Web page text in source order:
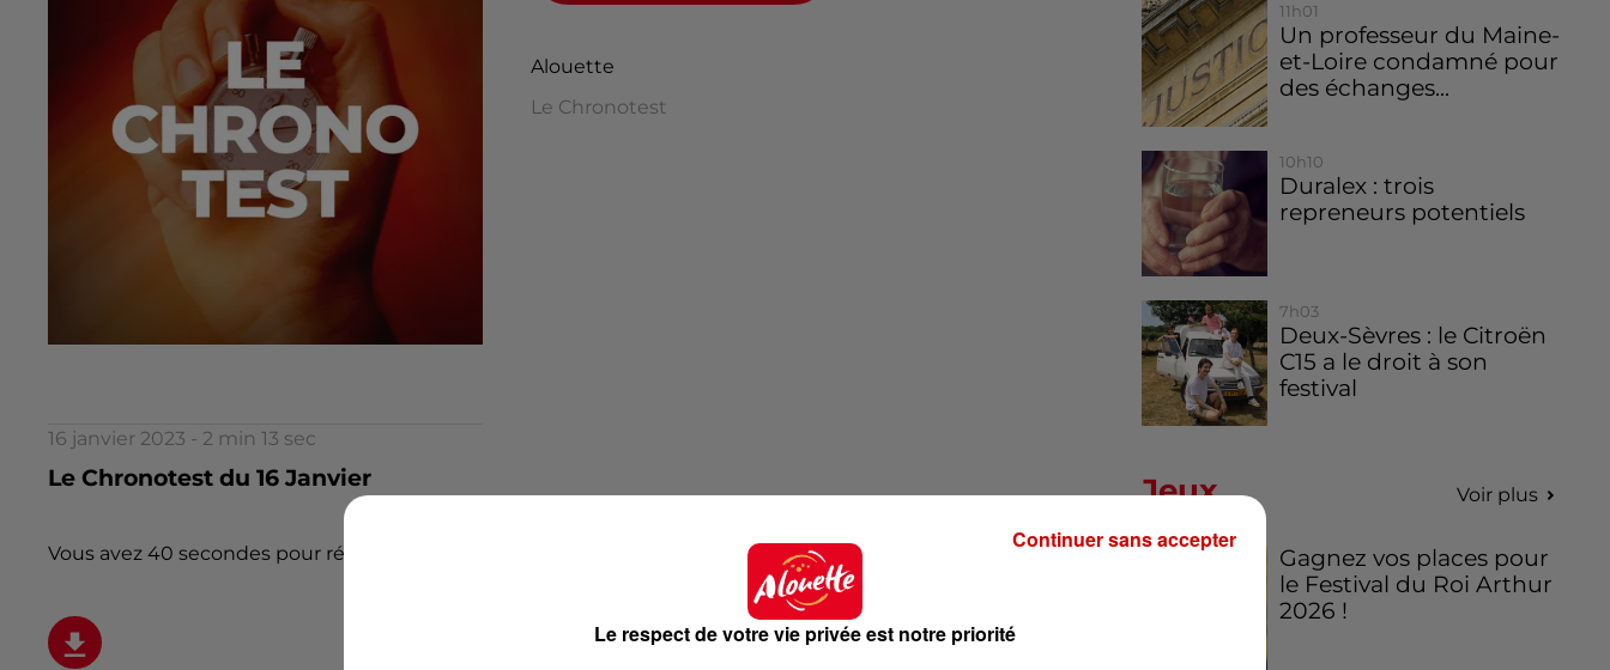
Alouette
Le Chronotest
16 janvier 2023 - 2 min 13 sec
Le Chronotest du 16 Janvier
Vous avez 40 secondes pour répondre à 5 questions. Top… C'est parti !
11h01
Un professeur du Maine-
et-Loire condamné pour
des échanges...
10h10
Duralex : trois
repreneurs potentiels
7h03
Deux-Sèvres : le Citroën
C15 a le droit à son
festival
Jeux Voir plus
Gagnez vos places pour
le Festival du Roi Arthur
2026 !
Le respect de votre vie privée est notre priorité
Continuer sans accepter